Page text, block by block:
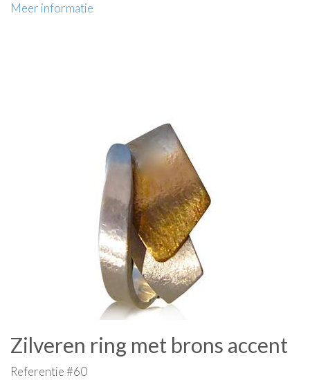
Meer informatie
Zilveren ring met brons accent
Referentie #60